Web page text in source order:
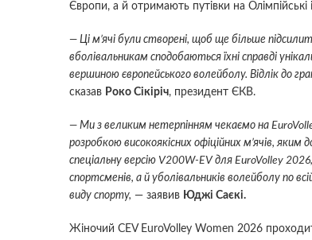
Європи, а й отримають путівки на
— Ці м’ячі були створені, щоб ще більше
вболівальникам сподобаються їхні справді
вершиною європейського волейболу. Відлік до
сказав Роко Сікіріч, президент ЄКВ.
— Ми з великим нетерпінням чекаємо на
розробкою високоякісних офіційних м’ячів,
спеціальну версію V200W-EV для EuroVolley
спортсменів, а й уболівальників волейболу по
виду спорту, — заявив Юджі Саєкі.
Жіночий CEV EuroVolley Women 2026